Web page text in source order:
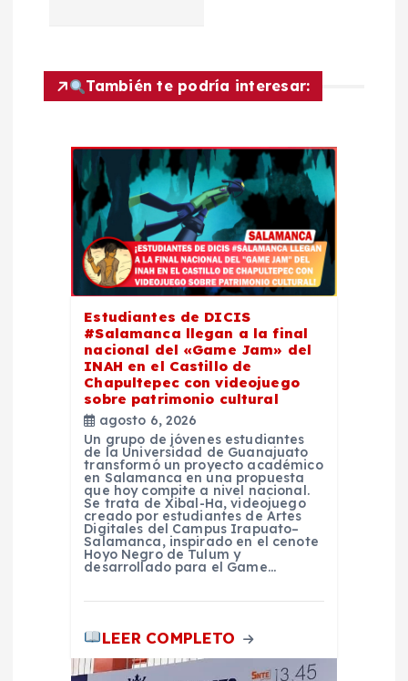
ó
n
También te podría interesar:
Estudiantes de DICIS
#Salamanca llegan a la final
nacional del «Game Jam» del
INAH en el Castillo de
Chapultepec con videojuego
sobre patrimonio cultural
agosto 6, 2026
Un grupo de jóvenes estudiantes
de la Universidad de Guanajuato
transformó un proyecto académico
en Salamanca en una propuesta
que hoy compite a nivel nacional.
Se trata de Xibal-Ha, videojuego
creado por estudiantes de Artes
Digitales del Campus Irapuato–
Salamanca, inspirado en el cenote
Hoyo Negro de Tulum y
desarrollado para el Game…
LEER COMPLETO